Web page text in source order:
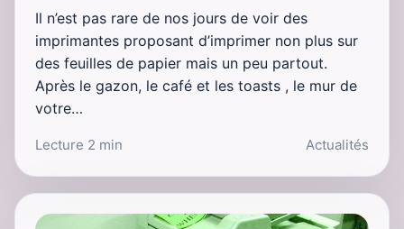
Il n’est pas rare de nos jours de voir des
imprimantes proposant d’imprimer non plus sur
des feuilles de papier mais un peu partout.
Après le gazon, le café et les toasts , le mur de
votre…
Lecture 2 min Actualités